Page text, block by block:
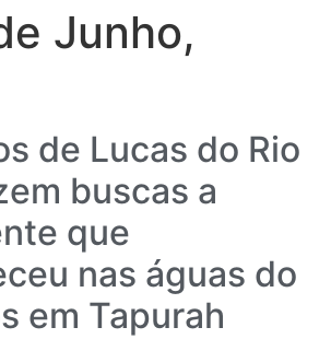
Junho,
de Lucas do Rio
buscas a
que
nas águas do
em Tapurah